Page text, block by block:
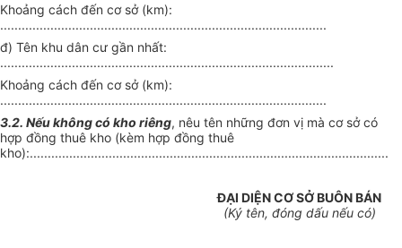
Khoảng cách đến cơ sở (km):
...........................................................................................
đ) Tên khu dân cư gần nhất:
.............................................................................................
Khoảng cách đến cơ sở (km):
...........................................................................................
3.2. Nếu không có kho riêng, nêu tên những đơn vị mà cơ sở có
hợp đồng thuê kho (kèm hợp đồng thuê
kho):....................................................................................................
ĐẠI DIỆN CƠ SỞ BUÔN BÁN
(Ký tên, đóng dấu nếu có)